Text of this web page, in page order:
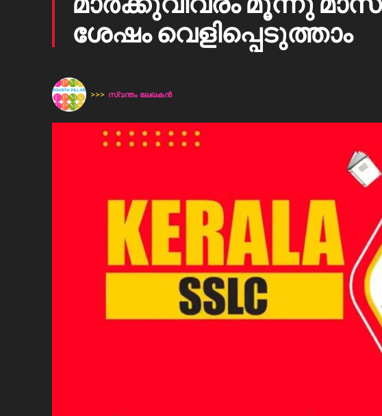
ശേഷം വെളിപ്പെടുത്താം
>>> സ്വന്തം ലേഖകന്‍